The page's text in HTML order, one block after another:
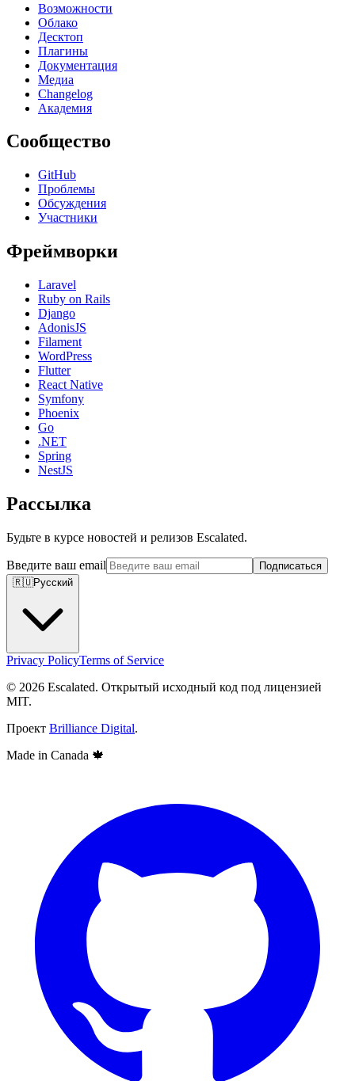
Возможности
Облако
Десктоп
Плагины
Документация
Медиа
Changelog
Академия
Сообщество
GitHub
Проблемы
Обсуждения
Участники
Фреймворки
Laravel
Ruby on Rails
Django
AdonisJS
Filament
WordPress
Flutter
React Native
Symfony
Phoenix
Go
.NET
Spring
NestJS
Рассылка
Будьте в курсе новостей и релизов Escalated.
Введите ваш email
Подписаться
🇷🇺Русский
Privacy PolicyTerms of Service
© 2026 Escalated. Открытый исходный код под лицензией
MIT.
Проект Brilliance Digital.
Made in Canada 🍁